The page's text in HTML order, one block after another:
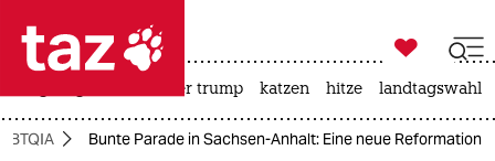
 taz zahl ich
taz zahl ich

taz zahl ich
usa unter trump katzen hitze landtagswahl
Bunte Parade in Sachsen-Anhalt: Eine neue Reformation